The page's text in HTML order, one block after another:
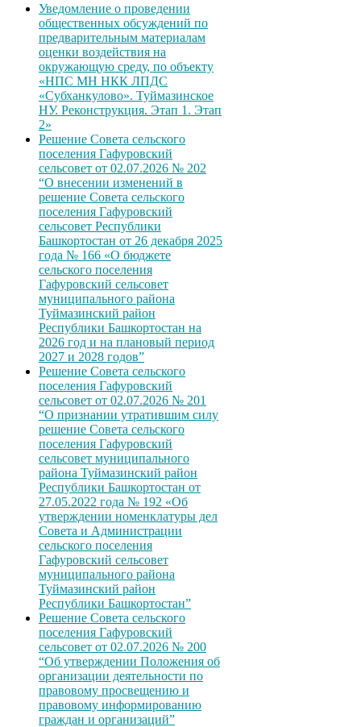
Уведомление о проведении
общественных обсуждений по
предварительным материалам
оценки воздействия на
окружающую среду, по объекту
«НПС МН НКК ЛПДС
«Субханкулово». Туймазинское
НУ. Реконструкция. Этап 1. Этап
2»
Решение Совета сельского
поселения Гафуровский
сельсовет от 02.07.2026 № 202
“О внесении изменений в
решение Совета сельского
поселения Гафуровский
сельсовет Республики
Башкортостан от 26 декабря 2025
года № 166 «О бюджете
сельского поселения
Гафуровский сельсовет
муниципального района
Туймазинский район
Республики Башкортостан на
2026 год и на плановый период
2027 и 2028 годов”
Решение Совета сельского
поселения Гафуровский
сельсовет от 02.07.2026 № 201
“О признании утратившим силу
решение Совета сельского
поселения Гафуровский
сельсовет муниципального
района Туймазинский район
Республики Башкортостан от
27.05.2022 года № 192 «Об
утверждении номенклатуры дел
Совета и Администрации
сельского поселения
Гафуровский сельсовет
муниципального района
Туймазинский район
Республики Башкортостан”
Решение Совета сельского
поселения Гафуровский
сельсовет от 02.07.2026 № 200
“Об утверждении Положения об
организации деятельности по
правовому просвещению и
правовому информированию
граждан и организаций”